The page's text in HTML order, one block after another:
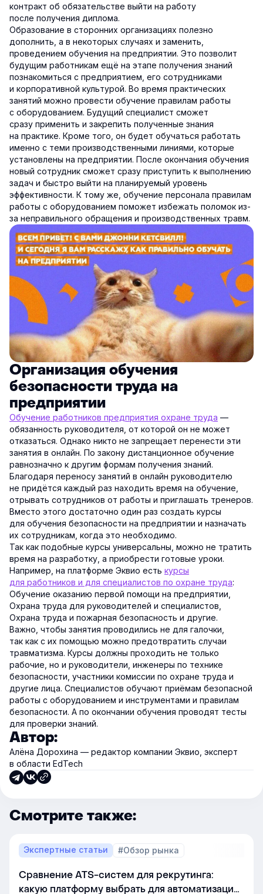
контракт об обязательстве выйти на работу
после получения диплома.
Образование в сторонних организациях полезно
дополнить, а в некоторых случаях и заменить,
проведением обучения на предприятии. Это позволит
будущим работникам ещё на этапе получения знаний
познакомиться с предприятием, его сотрудниками
и корпоративной культурой. Во время практических
занятий можно провести обучение правилам работы
с оборудованием. Будущий специалист сможет
сразу применить и закрепить полученные знания
на практике. Кроме того, он будет обучаться работать
именно с теми производственными линиями, которые
установлены на предприятии. После окончания обучения
новый сотрудник сможет сразу приступить к выполнению
задач и быстро выйти на планируемый уровень
эффективности. К тому же, обучение персонала правилам
работы с оборудованием поможет избежать поломок из-
за неправильного обращения и производственных травм.
Организация обучения
безопасности труда на
предприятии
Обучение работников предприятия охране труда —
обязанность руководителя, от которой он не может
отказаться. Однако никто не запрещает перенести эти
занятия в онлайн. По закону дистанционное обучение
равнозначно к другим формам получения знаний.
Благодаря переносу занятий в онлайн руководителю
не придётся каждый раз находить время на обучение,
отрывать сотрудников от работы и приглашать тренеров.
Вместо этого достаточно один раз создать курсы
для обучения безопасности на предприятии и назначать
их сотрудникам, когда это необходимо.
Так как подобные курсы универсальны, можно не тратить
время на разработку, а приобрести готовые уроки.
Например, на платформе Эквио есть курсы
для работников и для специалистов по охране труда:
Обучение оказанию первой помощи на предприятии,
Охрана труда для руководителей и специалистов,
Охрана труда и пожарная безопасность и другие.
Важно, чтобы занятия проводились не для галочки,
так как с их помощью можно предотвратить случаи
травматизма. Курсы должны проходить не только
рабочие, но и руководители, инженеры по технике
безопасности, участники комиссии по охране труда и
другие лица. Специалистов обучают приёмам безопасной
работы с оборудованием и инструментами и правилам
безопасности. А по окончании обучения проводят тесты
для проверки знаний.
Автор:
Алёна Дорохина — редактор компании Эквио, эксперт
в области EdTech
Смотрите также:
Экспертные статьи #Обзор рынка
Сравнение ATS-систем для рекрутинга:
какую платформу выбрать для автоматизации